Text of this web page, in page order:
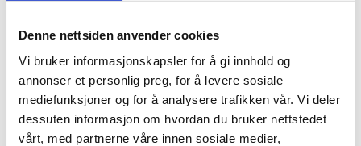
Denne nettsiden anvender cookies
Vi bruker informasjonskapsler for å gi innhold og
annonser et personlig preg, for å levere sosiale
mediefunksjoner og for å analysere trafikken vår. Vi deler
dessuten informasjon om hvordan du bruker nettstedet
vårt, med partnerne våre innen sosiale medier,
syd i nye Asker kommune. Fra 10 båter i opplag
høsten 2015 fyller vi nå lagerne med inntil 220
båter hvert år, og har utmerket oss i bransjen
som en solid og samtidig voksende aktør med
fokus på personlig service og kundetilfredshet.